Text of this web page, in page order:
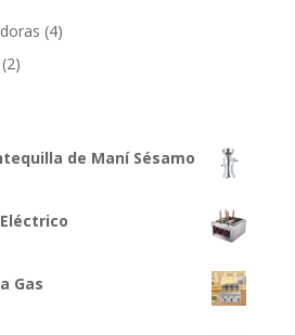
(4)
(2)
de Maní Sésamo
Gas